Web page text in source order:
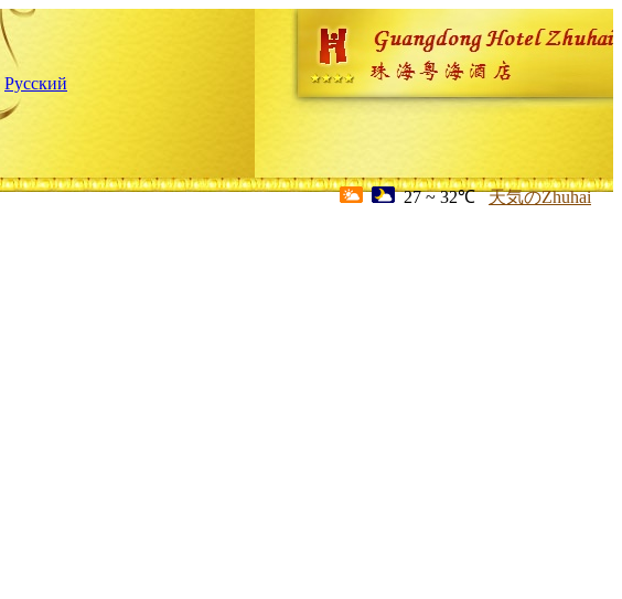
Русский
27 ~ 32℃ 天気のZhuhai